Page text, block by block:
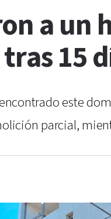
a un
15
este
parcial,